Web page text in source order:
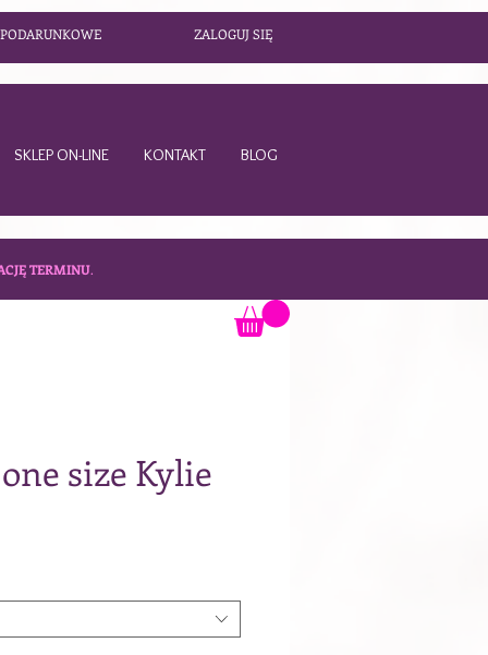
ZALOGUJ SIĘ
SKLEP ON-LINE KONTAKT BLOG
TERMINU.
size Kylie